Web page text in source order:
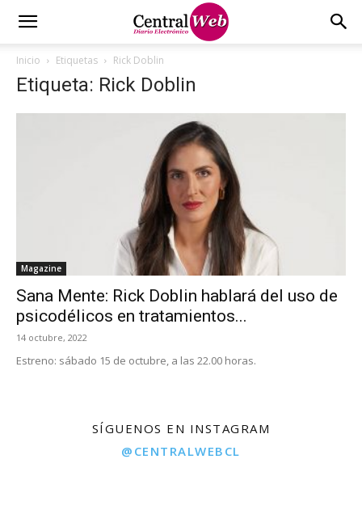
Inicio Etiquetas Rick Doblin
Etiqueta: Rick Doblin
Magazine
Sana Mente: Rick Doblin hablará del uso de
psicodélicos en tratamientos...
14 octubre, 2022
Estreno: sábado 15 de octubre, a las 22.00 horas.
SÍGUENOS EN INSTAGRAM
@CENTRALWEBCL